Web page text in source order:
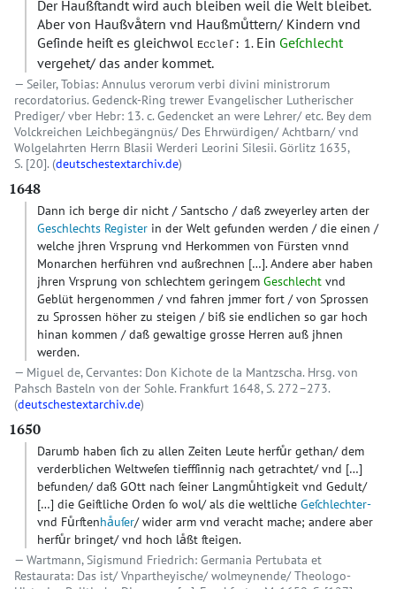
Der Haußſtandt wird auch bleiben weil die Welt bleibet.
Aber von Haußvaͤtern vnd Haußmuͤttern/ Kindern vnd
Geſinde heiſt es gleichwol Eccleſ: 1. Ein Geſchlecht
vergehet/ das ander kommet.
Seiler, Tobias: Annulus verorum verbi divini ministrorum
recordatorius. Gedenck-Ring trewer Evangelischer Lutherischer
Prediger/ vber Hebr: 13. c. Gedencket an were Lehrer/ etc. Bey dem
Volckreichen Leichbegängnüs/ Des Ehrwürdigen/ Achtbarn/ vnd
Wolgelahrten Herrn Blasii Werderi Leorini Silesii. Görlitz 1635,
S. [20]. (deutschestextarchiv.de)
1648
Dann ich berge dir nicht / Santscho / daß zweyerley arten der
Geschlechts Register in der Welt gefunden werden / die einen /
welche jhren Vrsprung vnd Herkommen von Fürsten vnnd
Monarchen herführen vnd außrechnen […]. Andere aber haben
jhren Vrsprung von schlechtem geringem Geschlecht vnd
Geblüt hergenommen / vnd fahren jmmer fort / von Sprossen
zu Sprossen höher zu steigen / biß sie endlichen so gar hoch
hinan kommen / daß gewaltige grosse Herren auß jhnen
werden.
Miguel de, Cervantes: Don Kichote de la Mantzscha. Hrsg. von
Pahsch Basteln von der Sohle. Frankfurt 1648, S. 272–273.
(deutschestextarchiv.de)
1650
Darumb haben ſich zu allen Zeiten Leute herfuͤr gethan/ dem
verderblichen Weltweſen tieffſinnig nach getrachtet/ vnd […]
befunden/ daß GOtt nach ſeiner Langmuͤhtigkeit vnd Gedult/
[…] die Geiſtliche Orden ſo wol/ als die weltliche Geſchlechter-
vnd Fuͤrſtenhaͤuſer/ wider arm vnd veracht mache; andere aber
herfuͤr bringet/ vnd hoch laͤßt ſteigen.
Wartmann, Sigismund Friedrich: Germania Pertubata et
Restaurata: Das ist/ Vnpartheyische/ wolmeynende/ Theologo-